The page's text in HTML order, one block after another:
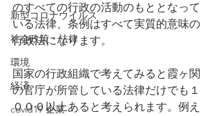
新型コロナウイルス
社会政策・法律
環境
経済
covid19 企業
のすべての行政の活動のもととなって
いる法律、条例はすべて実質的意味の
行政法になります。
国家の行政組織で考えてみると霞ヶ関
の官庁が所管している法律だけでも１
０００以上あると考えられます。例え